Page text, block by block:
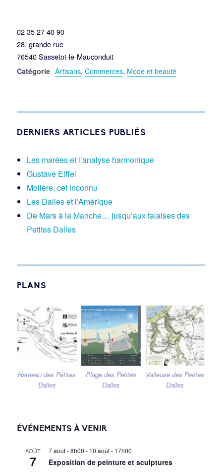
02 35 27 40 90
28, grande rue
76540 Sassetot-le-Mauconduit
Catégorie Artisans,Commerces, Mode et beauté
DERNIERS ARTICLES PUBLIÉS
Les marées et l’analyse harmonique
Gustave Eiffel
Molière, cet inconnu
Les Dalles et l’Amérique
De Mars à la Manche… jusqu’aux falaises des
Petites Dalles
PLANS
Hameau des Petites
Dalles
Plage des Petites
Dalles
Valleuse des Petites
Dalles
ÉVÉNEMENTS À VENIR
AOÛT
7
7 août - 8h00 - 10 août - 17h00
Exposition de peinture et sculptures